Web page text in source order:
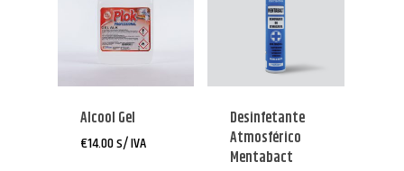
Alcool Gel
€14.00s/ IVA
Desinfetante
Atmosférico
Mentabact